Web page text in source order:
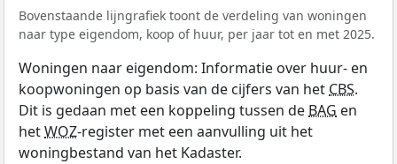
Bovenstaande lijngrafiek toont de verdeling van woningen
naar type eigendom, koop of huur, per jaar tot en met 2025.
Woningen naar eigendom: Informatie over huur- en
koopwoningen op basis van de cijfers van hetCBS.
Dit is gedaan met een koppeling tussen deBAG en
hetWOZ-register met een aanvulling uit het
woningbestand van het Kadaster.